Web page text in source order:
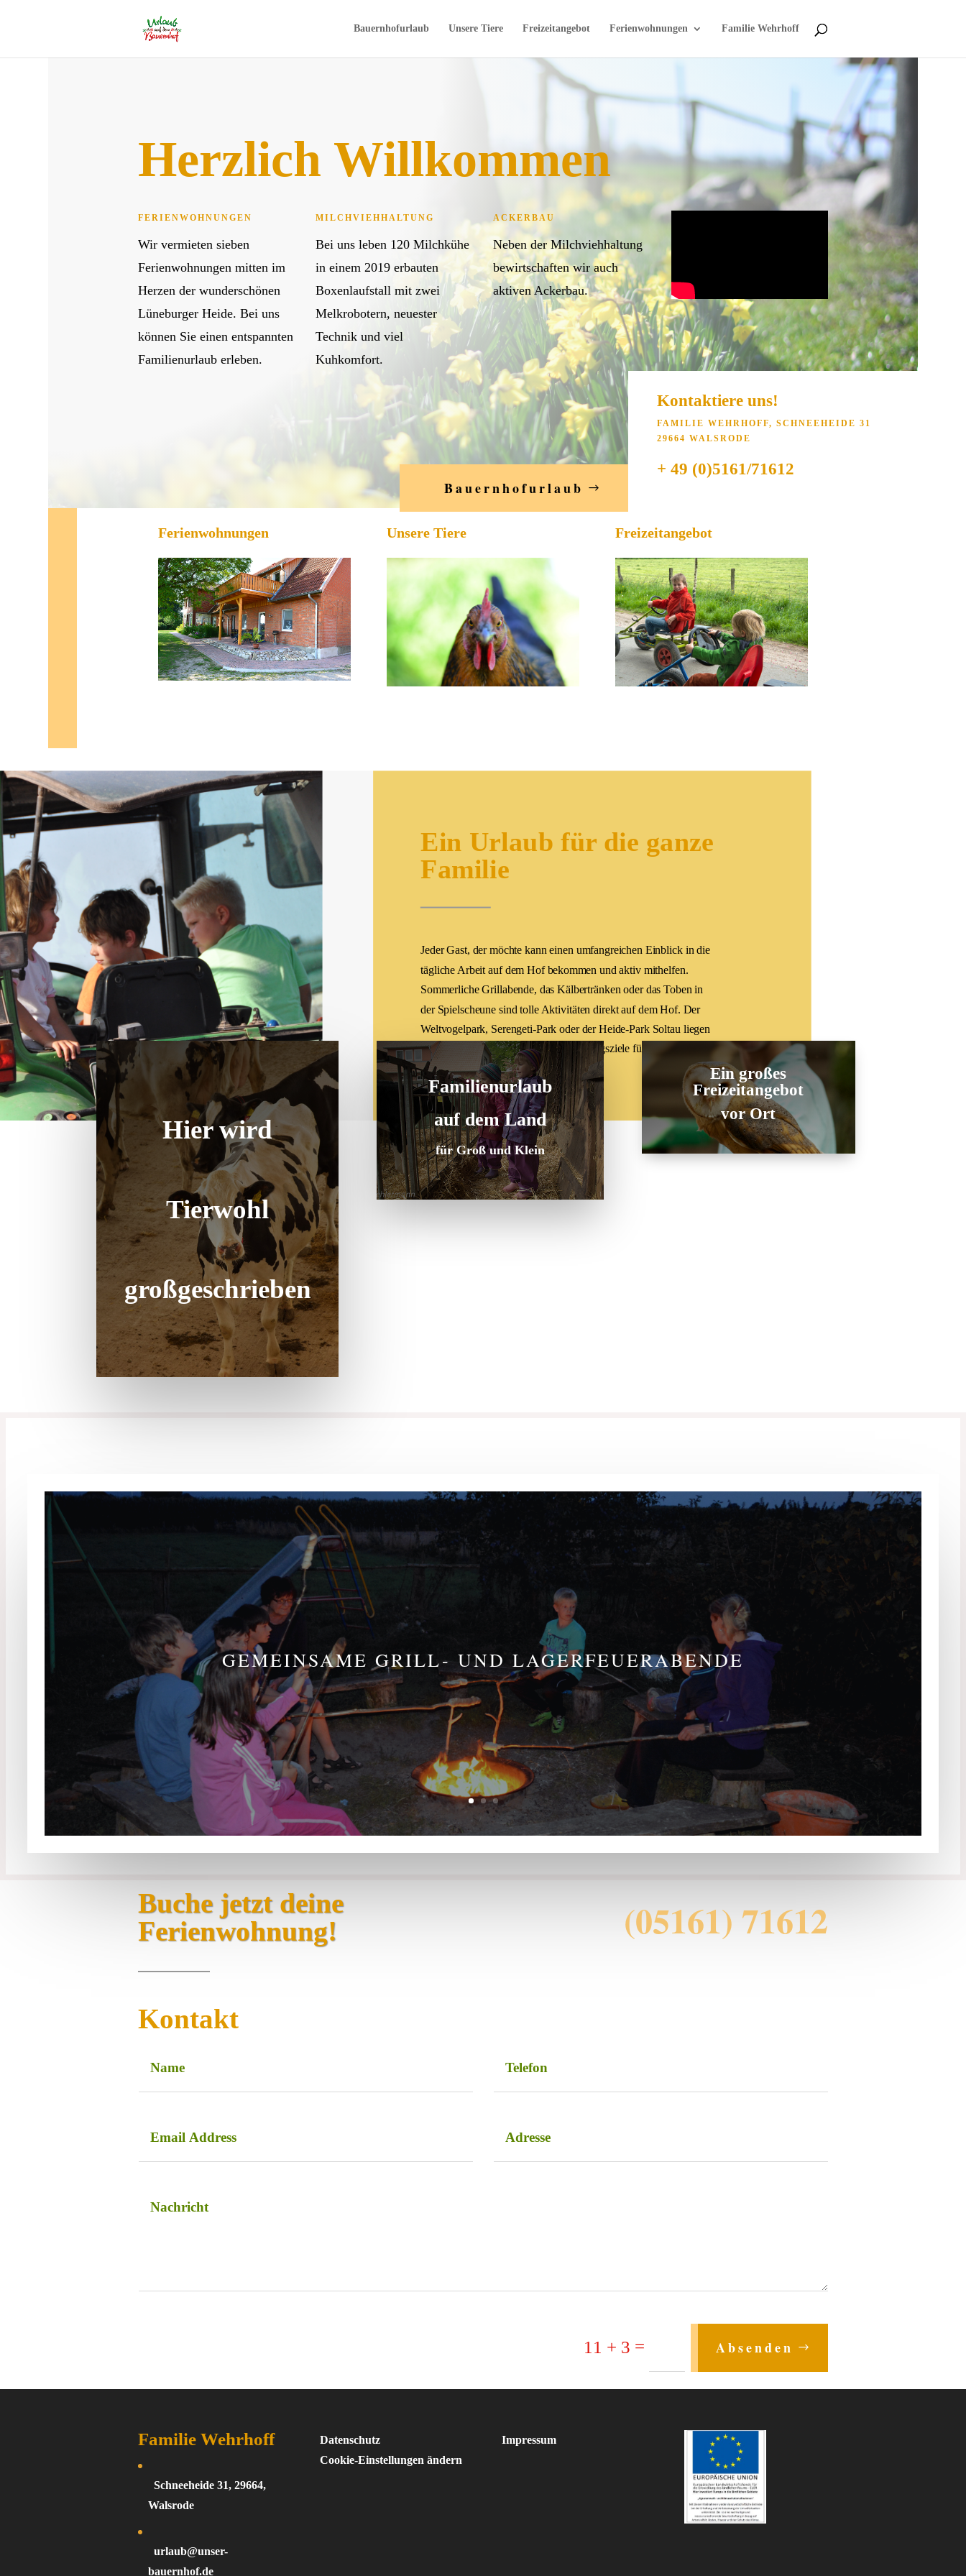
Bauernhofurlaub Unsere Tiere Freizeitangebot Ferienwohnungen Familie Wehrhoff
Herzlich Willkommen
FERIENWOHNUNGEN
Wir vermieten sieben
Ferienwohnungen mitten im
Herzen der wunderschönen
Lüneburger Heide. Bei uns
können Sie einen entspannten
Familienurlaub erleben.
MILCHVIEHHALTUNG
Bei uns leben 120 Milchkühe
in einem 2019 erbauten
Boxenlaufstall mit zwei
Melkrobotern, neuester
Technik und viel
Kuhkomfort.
ACKERBAU
Neben der Milchviehhaltung
bewirtschaften wir auch
aktiven Ackerbau.
Bauernhofurlaub
Kontaktiere uns!
FAMILIE WEHRHOFF, SCHNEEHEIDE 31
29664 WALSRODE
+ 49 (0)5161/71612
Ferienwohnungen Unsere Tiere Freizeitangebot
Ein Urlaub für die ganze
Familie
Jeder Gast, der möchte kann einen umfangreichen Einblick in die
tägliche Arbeit auf dem Hof bekommen und aktiv mithelfen.
Sommerliche Grillabende, das Kälbertränken oder das Toben in
der Spielscheune sind tolle Aktivitäten direkt auf dem Hof. Der
Weltvogelpark, Serengeti-Park oder der Heide-Park Soltau liegen
direkt um die Ecke und sind tolle Ausflugsziele für die ganze
Familie.
Hier wird
Tierwohl
großgeschrieben
Familienurlaub
auf dem Land
für Groß und Klein
Ein großes
Freizeitangebot
vor Ort
GEMEINSAME GRILL- UND LAGERFEUERABENDE
Buche jetzt deine
Ferienwohnung!
(05161) 71612
Kontakt
11 + 3 = Absenden
Familie Wehrhoff
Schneeheide 31, 29664,
Walsrode
urlaub@unser-
bauernhof.de
Datenschutz
Cookie-Einstellungen ändern
Impressum